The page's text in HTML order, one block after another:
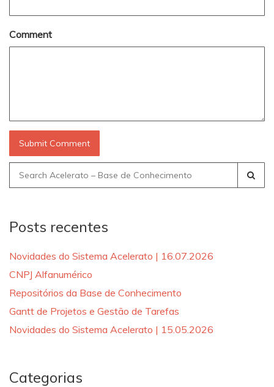
Comment
Search
for:
Posts recentes
Novidades do Sistema Acelerato | 16.07.2026
CNPJ Alfanumérico
Repositórios da Base de Conhecimento
Gantt de Projetos e Gestão de Tarefas
Novidades do Sistema Acelerato | 15.05.2026
Categorias